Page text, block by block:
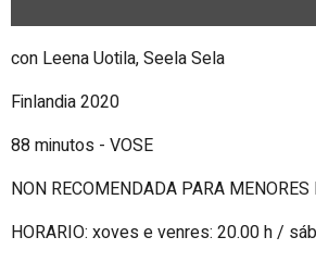
con Leena Uotila, Seela Sela
Finlandia 2020
88 minutos - VOSE
NON RECOMENDADA PARA MENORES
HORARIO: xoves e venres: 20.00 h /